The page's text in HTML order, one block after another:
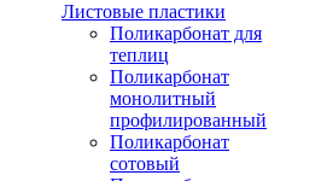
Листовые пластики
Поликарбонат для
теплиц
Поликарбонат
монолитный
профилированный
Поликарбонат
сотовый